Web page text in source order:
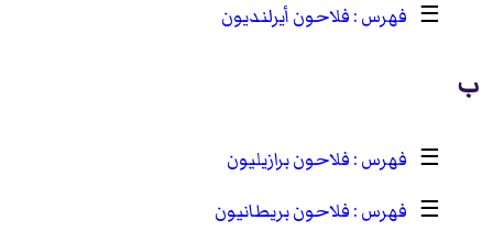
☰
فلاحون أيرلنديون
ب
☰
فلاحون برازيليون
☰
فلاحون بريطانيون